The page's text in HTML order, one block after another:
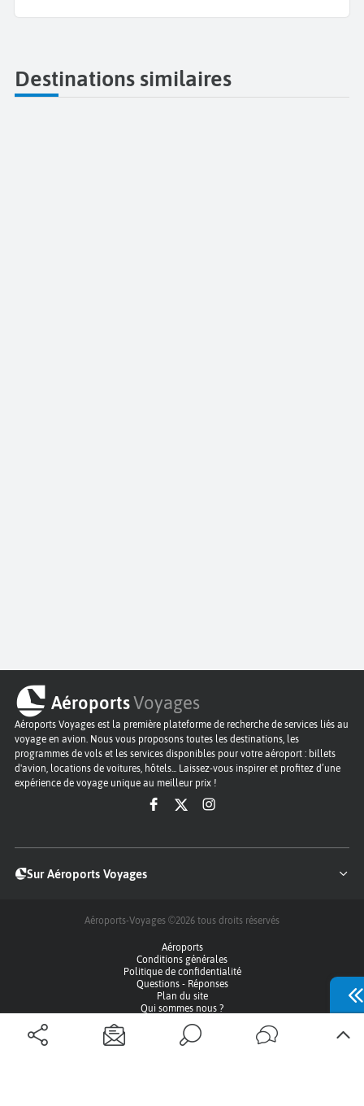
Destinations similaires
AéroportsVoyages
Aéroports Voyages est la première plateforme de recherche de services liés au
voyage en avion. Nous vous proposons toutes les destinations, les
programmes de vols et les services disponibles pour votre aéroport : billets
d'avion, locations de voitures, hôtels... Laissez-vous inspirer et profitez d’une
expérience de voyage unique au meilleur prix !
Sur Aéroports Voyages
Aéroports-Voyages ©2026 tous droits réservés
Aéroports
Conditions générales
Politique de confidentialité
Questions - Réponses
Plan du site
Qui sommes nous ?
Infos